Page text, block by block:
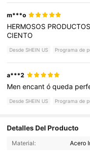
m***o
HERMOSOS PRODUCTOS
CIENTO
Desde SHEIN US Programa de
a***2
Menencantóqueda
Desde SHEIN US Programa de
Detalles Del Producto
Material: Acero
4.87 4.3K